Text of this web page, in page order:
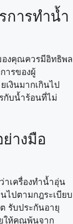
การทำน้ำ
งคุณควรมีอิทธิพล
ารของผู้
งินมากเกินไป
กับน้ำร้อนที่ไม่
างมือ
าเครื่องทำน้ำอุ่น
ไปตามกฎระเบียบ
รับประกันอายุ
ให้คุณพ้นจาก